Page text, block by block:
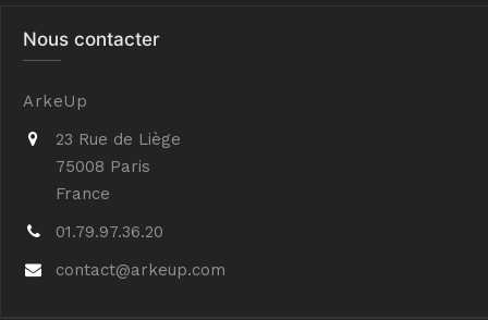
Nous contacter
ArkeUp
23 Rue de Liège
75008 Paris
France
01.79.97.36.20
contact@arkeup.com